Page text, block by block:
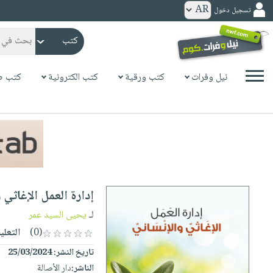
كتب
ورقية
المواضيع
الكترونية
حديثاً
masmu3
الصفحة
تسجيل دخول
نيل وفرات كتب ورقية كتب الكترونية كتب
إدارة العمل
لـيحيى السيد عمر
(0)
تاريخ النشر:25/03/2024
الناشر:دار الأصالة